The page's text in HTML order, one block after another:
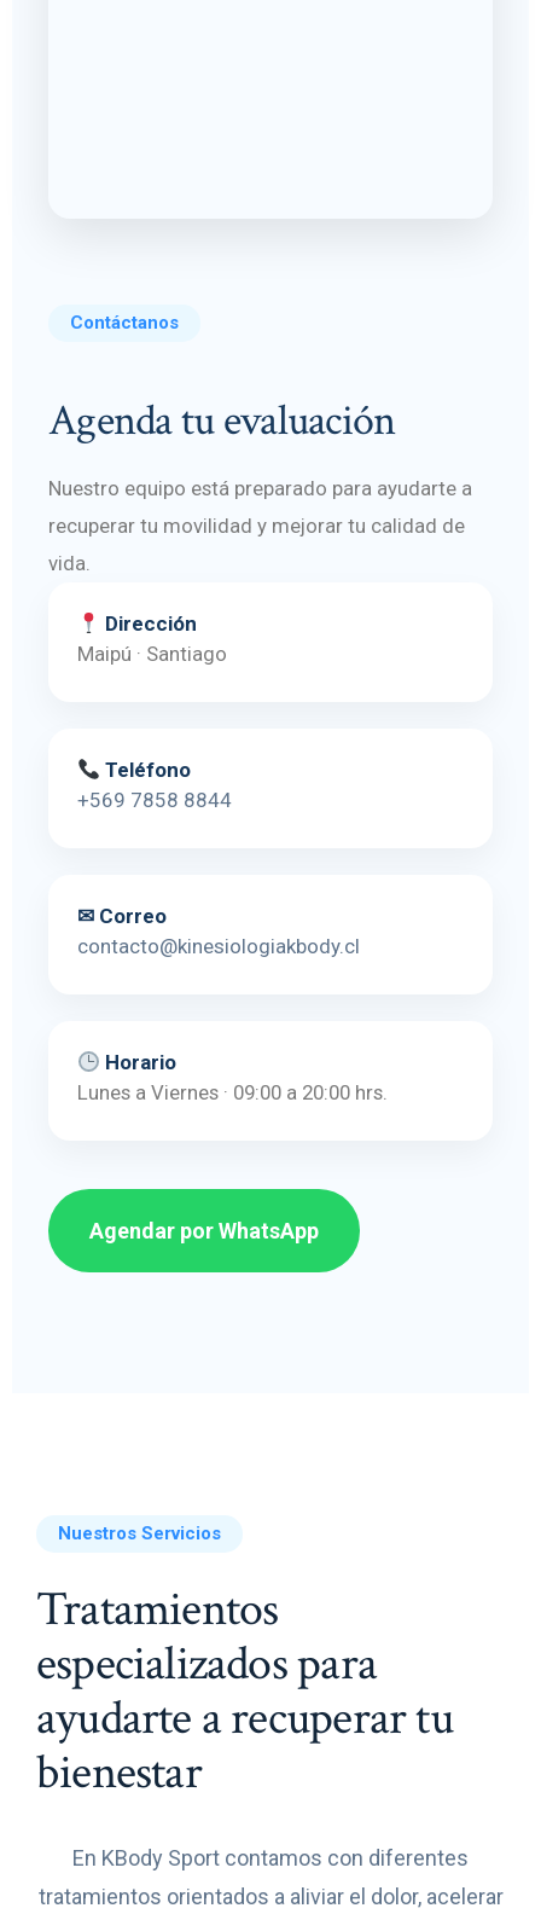
Contáctanos
Agenda tu evaluación
Nuestro equipo está preparado para ayudarte a
recuperar tu movilidad y mejorar tu calidad de
vida.
Dirección
Maipú · Santiago
Teléfono
+569 7858 8844
✉ Correo
contacto@kinesiologiakbody.cl
Horario
Lunes a Viernes · 09:00 a 20:00 hrs.
Agendar por WhatsApp
Nuestros Servicios
Tratamientos
especializados para
ayudarte a recuperar tu
bienestar
En KBody Sport contamos con diferentes
tratamientos orientados a aliviar el dolor, acelerar